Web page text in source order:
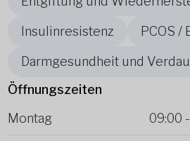
Insulinresistenz PCOS /
Darmgesundheit und
Öffnungszeiten
Montag
09:00 -